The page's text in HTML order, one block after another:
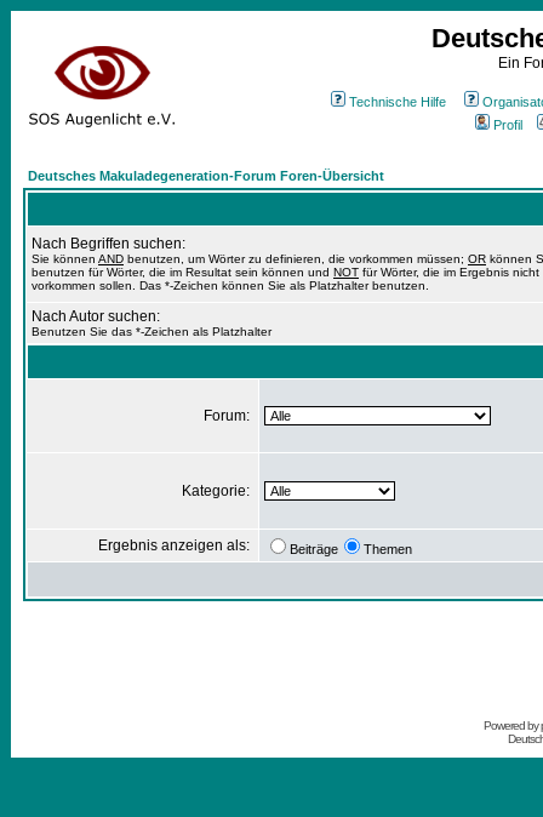
Ein
Technische Hilfe
Profil
Deutsches Makuladegeneration-Forum Foren-Übersicht
Nach Begriffen suchen:
Sie können AND benutzen, um Wörter zu definieren, die vorkommen müssen; OR können
benutzen für Wörter, die im Resultat sein können und NOT für Wörter, die im Ergebnis nicht
vorkommen sollen. Das *-Zeichen können Sie als Platzhalter benutzen.
Nach Autor suchen:
Benutzen Sie das *-Zeichen als Platzhalter
Forum:
Kategorie:
Ergebnis anzeigen als: Beiträge Themen
Powered by